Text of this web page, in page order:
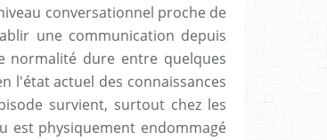
conversationnel proche de
une communication depuis
normalité dure entre quelques
l'état actuel des connaissances
survient, surtout chez les
est physiquement endommagé